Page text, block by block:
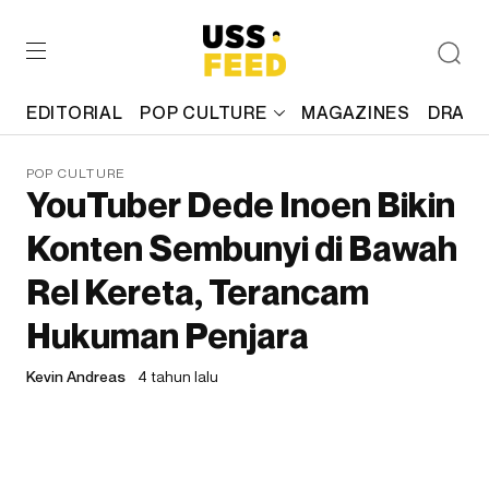
EDITORIAL POP CULTURE MAGAZINES
POP CULTURE
YouTuber Dede Inoen Bikin
Konten Sembunyi di Bawah
Rel Kereta, Terancam
Hukuman Penjara
Kevin Andreas 4 tahun lalu